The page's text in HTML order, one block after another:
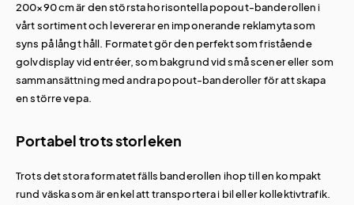
200×90 cm är den största horisontella popout-banderollen i
vårt sortiment och levererar en imponerande reklamyta som
syns på långt håll. Formatet gör den perfekt som fristående
golvdisplay vid entréer, som bakgrund vid små scener eller som
sammansättning med andra popout-banderoller för att skapa
en större vepa.
Portabel trots storleken
Trots det stora formatet fälls banderollen ihop till en kompakt
rund väska som är enkel att transportera i bil eller kollektivtrafik.